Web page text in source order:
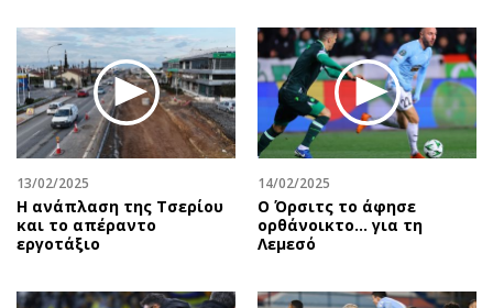
13/02/2025
Η ανάπλαση της Τσερίου
και το απέραντο
εργοτάξιο
14/02/2025
Ο Όρσιτς το άφησε
ορθάνοικτο... για τη
Λεμεσό